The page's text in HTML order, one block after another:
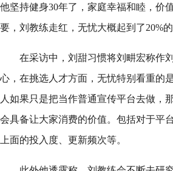
他坚持健身30年了，家庭幸福和睦，价
要，刘教练走红，无忧大概起到了20%的
在采访中，刘甜习惯将刘畊宏称作
心，在挑选人才方面，无忧特别看重的
人如果只是把当作普通宣传平台去做，
会具备让大家消费的价值。包括对于平
上面的投入度、更新频次等。